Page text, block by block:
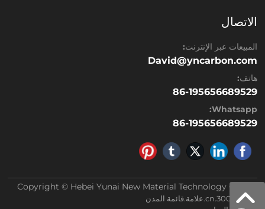
الاتصال
المبيعات عبر الإنترنت:
David@yncarbon.com
هاتف:
86-195656689529
Whatsapp:
86-195656689529
Copyright © Hebei Yunai New Material Technology Co.,Ltd
باور بي: 300.cn .علامة.قائمة المدن